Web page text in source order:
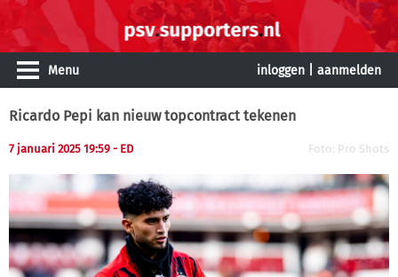
Menu inloggen aanmelden
Ricardo Pepi kan nieuw topcontract tekenen
7 januari 2025 19:59 - ED Foto: Pro Shots